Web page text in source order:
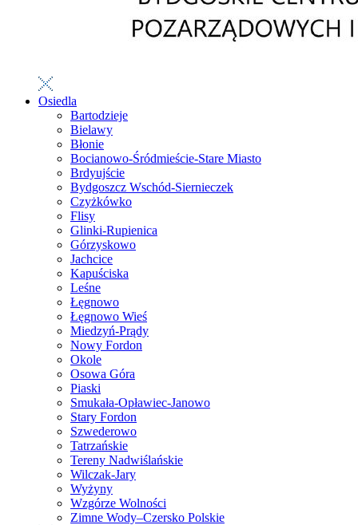
Osiedla
Bartodzieje
Bielawy
Błonie
Bocianowo-Śródmieście-Stare Miasto
Brdyujście
Bydgoszcz Wschód-Siernieczek
Czyżkówko
Flisy
Glinki-Rupienica
Górzyskowo
Jachcice
Kapuściska
Leśne
Łęgnowo
Łęgnowo Wieś
Miedzyń-Prądy
Nowy Fordon
Okole
Osowa Góra
Piaski
Smukała-Opławiec-Janowo
Stary Fordon
Szwederowo
Tatrzańskie
Tereny Nadwiślańskie
Wilczak-Jary
Wyżyny
Wzgórze Wolności
Zimne Wody–Czersko Polskie